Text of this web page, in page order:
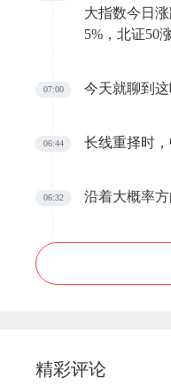
大指数今日
5%，北证50
元件、贵金
盘面上，煤
停，山煤国
涨停，天通
谷、江淮汽
07:00 今天就聊到
06:44 长线重择时
06:32 沿着大概率
精彩评论